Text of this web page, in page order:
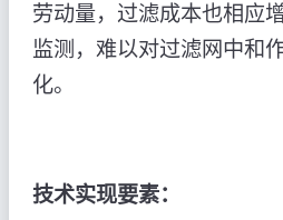
劳动量，过滤成本也相应
监测，难以对过滤网中和
化。
技术实现要素：